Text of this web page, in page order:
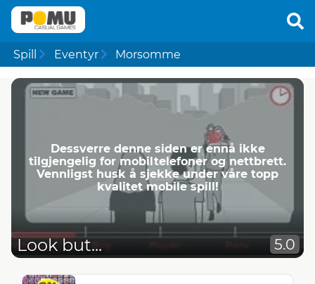
Spill Eventyr Morsomme
Dessverre denne siden er ennå ikke
tilgjengelig for mobiltelefoner og nettbrett.
Vennligst husk å sjekke under våre topp
kvalitet mobile spill!
Look but... 5.0